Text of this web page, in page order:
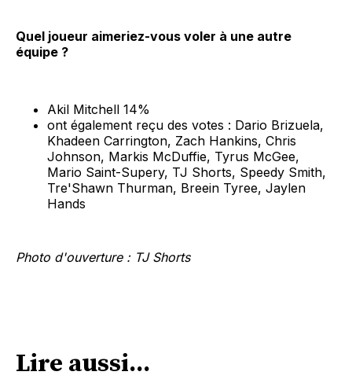
Quel joueur aimeriez-vous voler à une autre
équipe ?
Akil Mitchell 14%
ont également reçu des votes : Dario Brizuela,
Khadeen Carrington, Zach Hankins, Chris
Johnson, Markis McDuffie, Tyrus McGee,
Mario Saint-Supery, TJ Shorts, Speedy Smith,
Tre'Shawn Thurman, Breein Tyree, Jaylen
Hands
Photo d'ouverture : TJ Shorts
Lire aussi...